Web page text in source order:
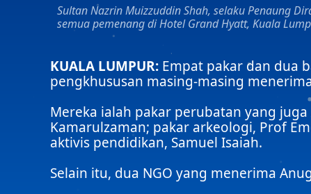
Sultan Nazrin Muizzuddin Shah, selaku Penaung
semua pemenang di Hotel Grand Hyatt, Kuala
KUALA LUMPUR: Empat pakar dan dua
pengkhususan masing-masing
Mereka ialah pakar perubatan yang
Kamarulzaman; pakar arkeologi, Prof
aktivis pendidikan, Samuel Isaiah.
Selain itu, dua NGO yang menerima